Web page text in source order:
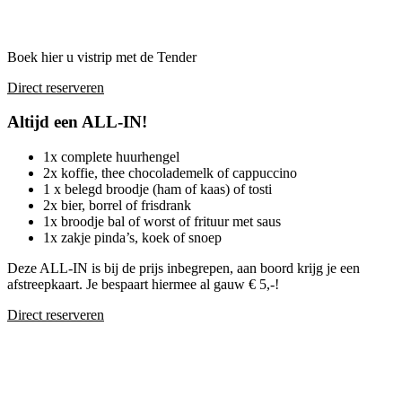
Boek hier u vistrip met de Tender
Direct reserveren
Altijd een ALL-IN!
1x complete huurhengel
2x koffie, thee chocolademelk of cappuccino
1 x belegd broodje (ham of kaas) of tosti
2x bier, borrel of frisdrank
1x broodje bal of worst of frituur met saus
1x zakje pinda’s, koek of snoep
Deze ALL-IN is bij de prijs inbegrepen, aan boord krijg je een
afstreepkaart. Je bespaart hiermee al gauw € 5,-!
Direct reserveren